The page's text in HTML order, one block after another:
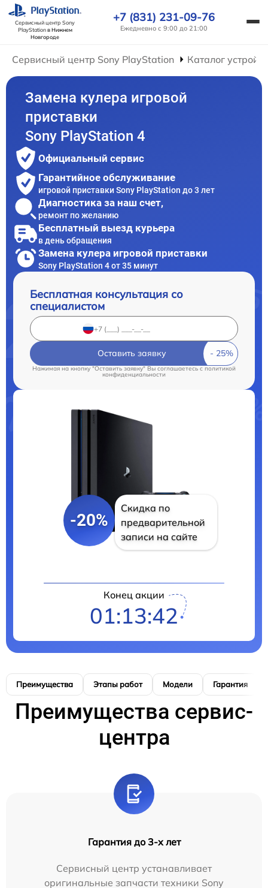
Сервисный центр Sony
PlayStationв Нижнем
Новгороде
+7 (831) 231-09-76
Ежедневно с 9:00 до 21:00
Сервисный центр Sony PlayStation Каталог
Замена кулера игровой
приставки
Sony PlayStation 4
Официальный сервис
Гарантийное обслуживание
игровой приставки Sony PlayStation до 3 лет
Диагностика за наш счет,
ремонт по желанию
Бесплатный выезд курьера
в день обращения
Замена кулера игровой приставки
Sony PlayStation 4 от 35 минут
Бесплатная консультация со
специалистом
Оставить заявку
Нажимая на кнопку "Оставить заявку" Вы соглашаетесь cполитикой
конфиденциальности
-20%
Скидка по
предварительной
записи на сайте
Конец акции
01:13:41
Преимущества Этапы работ Модели Гарантия
Преимущества сервис-
центра
Гарантия до 3-х лет
Сервисный центр устанавливает
оригинальные запчасти техники Sony